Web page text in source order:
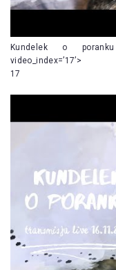
Kundelek o poranku
video_index=’17’>
17